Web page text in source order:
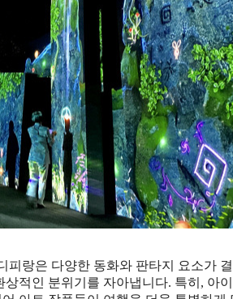
랑은 다양한 동화와 판타지 요소가
적인 분위기를 자아냅니다. 특히, 아